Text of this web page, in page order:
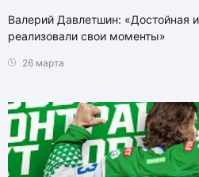
Валерий Давлетшин: «Достойная
реализовали свои моменты»
26 марта